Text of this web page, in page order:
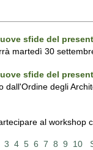
sfide del
martedì 30
sfide del
degli
al workshop
3 4 5 6 7 8 9 10